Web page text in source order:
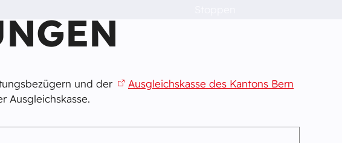
und der
Ausgleichskasse des Kantons Bern
Ausgleichskasse.